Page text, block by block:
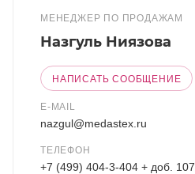
МЕНЕДЖЕР ПО ПРОДАЖАМ
Назгуль Ниязова
НАПИСАТЬ СООБЩЕНИЕ
E-MAIL
nazgul@medastex.ru
ТЕЛЕФОН
+7 (499) 404-3-404 + доб. 107